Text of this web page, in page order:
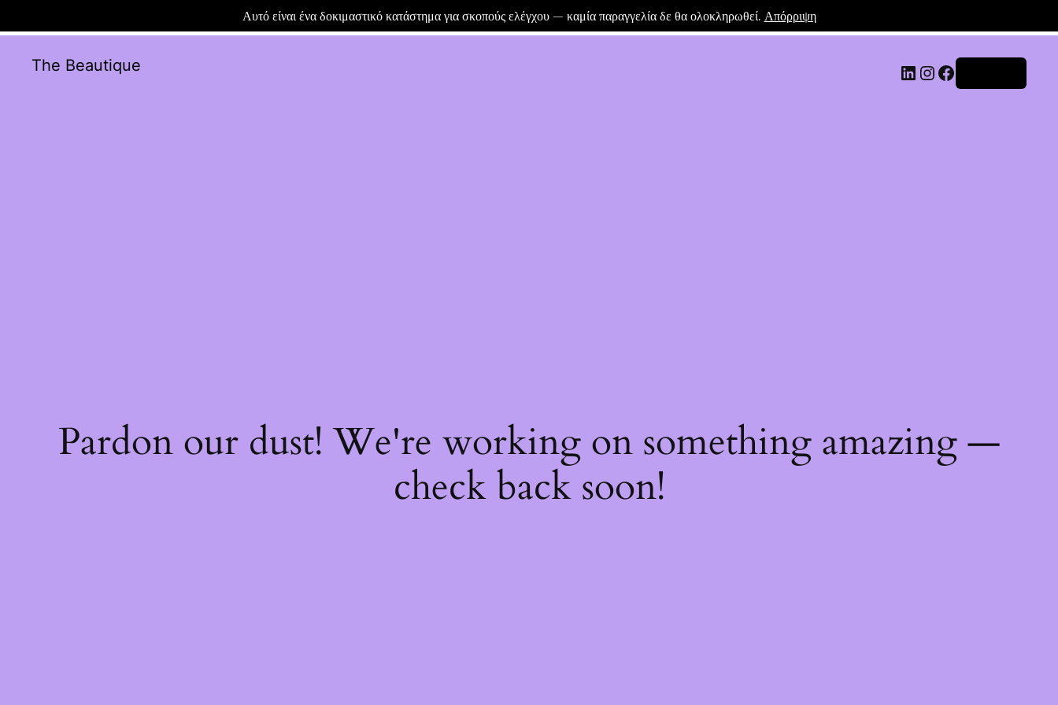
Αυτό είναι ένα δοκιμαστικό κατάστημα για σκοπούς ελέγχου — καμία παραγγελία δε θα ολοκληρωθεί. Απόρριψη
The Beautique
Pardon our dust! We're working on something amazing —
check back soon!